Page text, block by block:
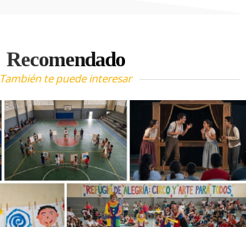
Recomendado
También te puede interesar